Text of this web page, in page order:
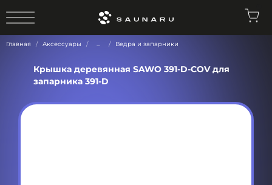
Главная Аксессуары ... Ведра и запарники
Крышка деревянная SAWO 391-D-COV для
запарника 391-D